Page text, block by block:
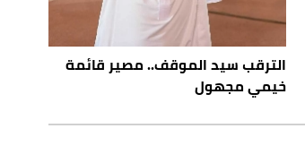
الترقب سيد الموقف.. مصير قائمة
خيمي مجهول